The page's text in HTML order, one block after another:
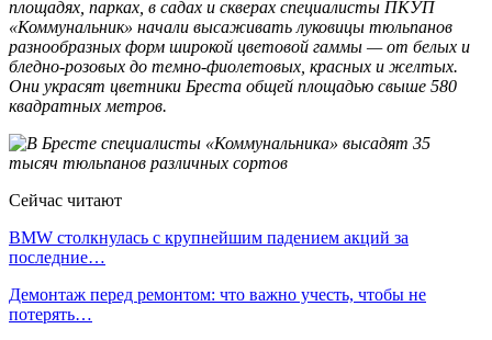
площадях, парках, в садах и скверах специалисты ПКУП
«Коммунальник» начали высаживать луковицы тюльпанов
разнообразных форм широкой цветовой гаммы — от белых и
бледно-розовых до темно-фиолетовых, красных и желтых.
Они украсят цветники Бреста общей площадью свыше 580
квадратных метров.
Сейчас читают
BMW столкнулась с крупнейшим падением акций за
последние…
Демонтаж перед ремонтом: что важно учесть, чтобы не
потерять…